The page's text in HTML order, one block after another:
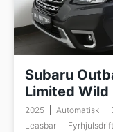
Subaru
Limited Wild
2025 Automatisk
Leasbar
Fyrhjulsdrift